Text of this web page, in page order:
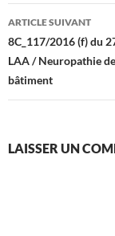
articles
ARTICLE SUIVANT
8C_117/2016 (f) du
LAA / Neuropathie
bâtiment
LAISSER UN